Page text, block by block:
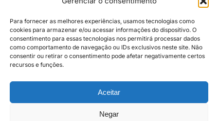
Para fornecer as melhores experiências, usamos tecnologias como
cookies para armazenar e/ou acessar informações do dispositivo. O
consentimento para essas tecnologias nos permitirá processar dados
como comportamento de navegação ou IDs exclusivos neste site. Não
consentir ou retirar o consentimento pode afetar negativamente certos
recursos e funções.
Aceitar
Negar